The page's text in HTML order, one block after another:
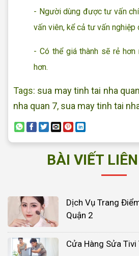
- Người dùng được tư vấn
vấn viên, kể cả tư vấn nghiệp
- Có thể giá thành sẽ rẻ
hơn.
Tags: sua may tinh tai nha
nha quan 7, sua may tinh tai
BÀI VIẾT
Dịch Vụ Trang
Quận 2
Cửa Hàng Sửa Tivi